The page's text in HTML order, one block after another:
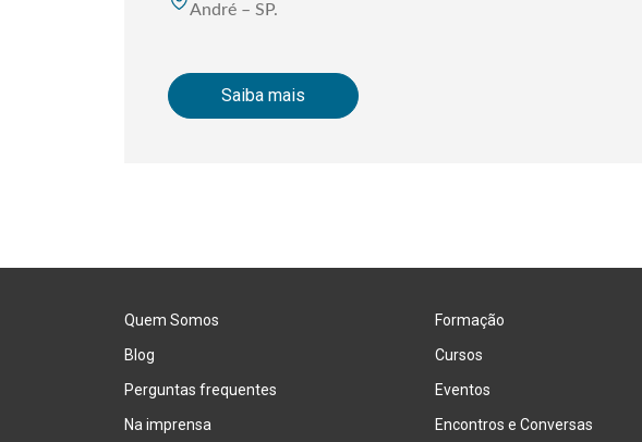
André – SP.
Saiba mais
Quem Somos
Blog
Perguntas frequentes
Na imprensa
Formação
Cursos
Eventos
Encontros e Conversas